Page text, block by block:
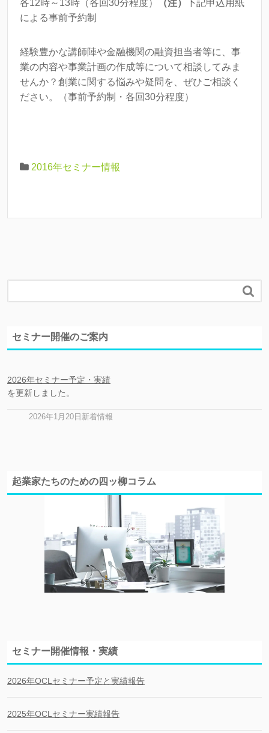
各12時～13時（各回30分程度） （注）
下記申込用紙
による事前予約制
経験豊かな講師陣や金融機関の融資担当者等に、事
業の内容や事業計画の作成等について相談してみま
せんか？創業に関する悩みや疑問を、ぜひご相談く
ださい。（事前予約制・各回30分程度）
2016年セミナー情報

セミナー開催のご案内
2026年セミナー予定・実績
を更新しました。
2026年1月20日新着情報
起業家たちのための四ッ柳コラム
セミナー開催情報・実績
2026年OCLセミナー予定と実績報告
2025年OCLセミナー実績報告